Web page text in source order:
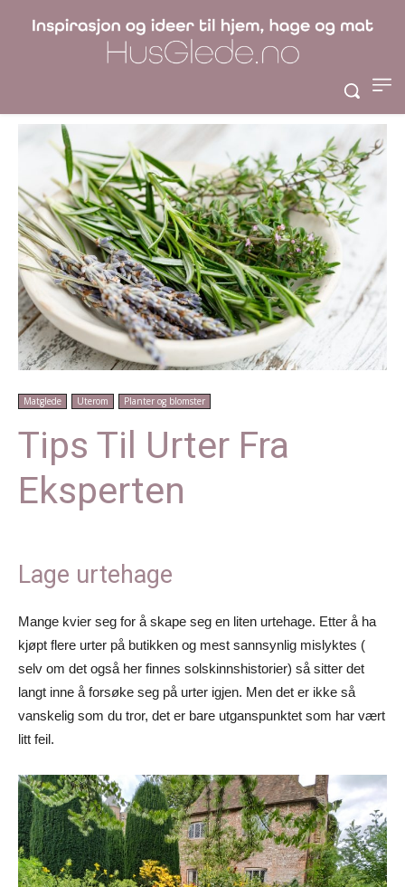
Tips Til Urter Fra
Matglede Uterom Planter og blomster
Tips Til Urter Fra
Eksperten
Lage urtehage
Mange kvier seg for å skape seg en liten urtehage. Etter å ha
kjøpt flere urter på butikken og mest sannsynlig mislyktes (
selv om det også her finnes solskinnshistorier) så sitter det
langt inne å forsøke seg på urter igjen. Men det er ikke så
vanskelig som du tror, det er bare utganspunktet som har vært
litt feil.